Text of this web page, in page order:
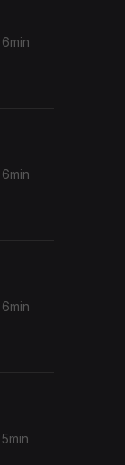
6min
6min
6min
5min